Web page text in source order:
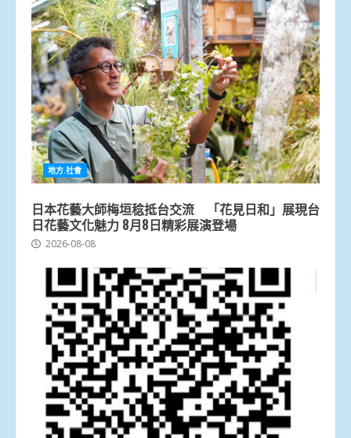
地方.社會
日本花藝大師梅垣稔抵台交流 「花見日和」展現台
日花藝文化魅力 8月8日精彩展演登場
2026-08-08